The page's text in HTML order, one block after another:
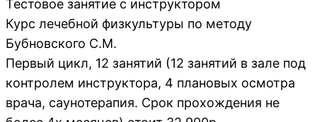
Тестовое занятие с инструктором
Курс лечебной физкультуры по методу
Бубновского С.М.
Первый цикл, 12 занятий (12 занятий в зале под
контролем инструктора, 4 плановых осмотра
врача, саунотерапия. Срок прохождения не